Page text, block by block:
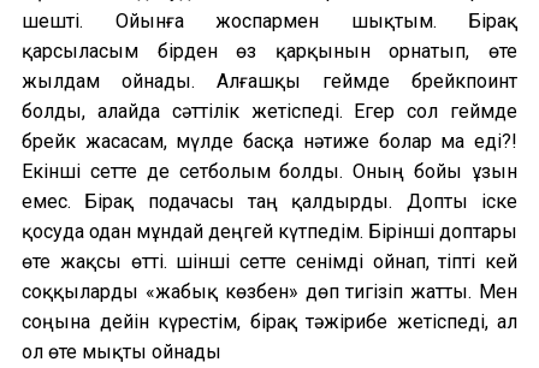
шешті. Ойынға жоспармен шықтым. Бірақ
қарсыласым бірден өз қарқынын орнатып, өте
жылдам ойнады. Алғашқы геймде брейкпоинт
болды, алайда сәттілік жетіспеді. Егер сол геймде
брейк жасасам, мүлде басқа нәтиже болар ма еді?!
Екінші сетте де сетболым болды. Оның бойы ұзын
емес. Бірақ подачасы таң қалдырды. Допты іске
қосуда одан мұндай деңгей күтпедім. Бірінші доптары
өте жақсы өтті. Үшінші сетте сенімді ойнап, тіпті кей
соққыларды «жабық көзбен» дөп тигізіп жатты. Мен
соңына дейін күрестім, бірақ тәжірибе жетіспеді, ал
ол өте мықты ойнады